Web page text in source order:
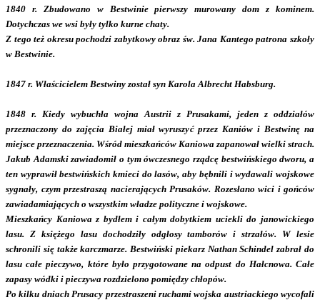
1840 r. Zbudowano w Bestwinie pierwszy murowany dom z kominem.
Dotychczas we wsi były tylko kurne chaty.
Z tego też okresu pochodzi zabytkowy obraz św. Jana Kantego patrona szkoły
w Bestwinie.
1847 r. Właścicielem Bestwiny został syn Karola Albrecht Habsburg.
1848 r. Kiedy wybuchła wojna Austrii z Prusakami, jeden z oddziałów
przeznaczony do zajęcia Białej miał wyruszyć przez Kaniów i Bestwinę na
miejsce przeznaczenia. Wśród mieszkańców Kaniowa zapanował wielki strach.
Jakub Adamski zawiadomił o tym ówczesnego rządcę bestwińskiego dworu, a
ten wyprawił bestwińskich kmieci do lasów, aby bębnili i wydawali wojskowe
sygnały, czym przestraszą nacierających Prusaków. Rozesłano wici i gońców
zawiadamiających o wszystkim władze polityczne i wojskowe.
Mieszkańcy Kaniowa z bydłem i całym dobytkiem uciekli do janowickiego
lasu. Z księżego lasu dochodziły odgłosy tamborów i strzałów. W lesie
schronili się także karczmarze. Bestwiński piekarz Nathan Schindel zabrał do
lasu całe pieczywo, które było przygotowane na odpust do Hałcnowa. Całe
zapasy wódki i pieczywa rozdzielono pomiędzy chłopów.
Po kilku dniach Prusacy przestraszeni ruchami wojska austriackiego wycofali